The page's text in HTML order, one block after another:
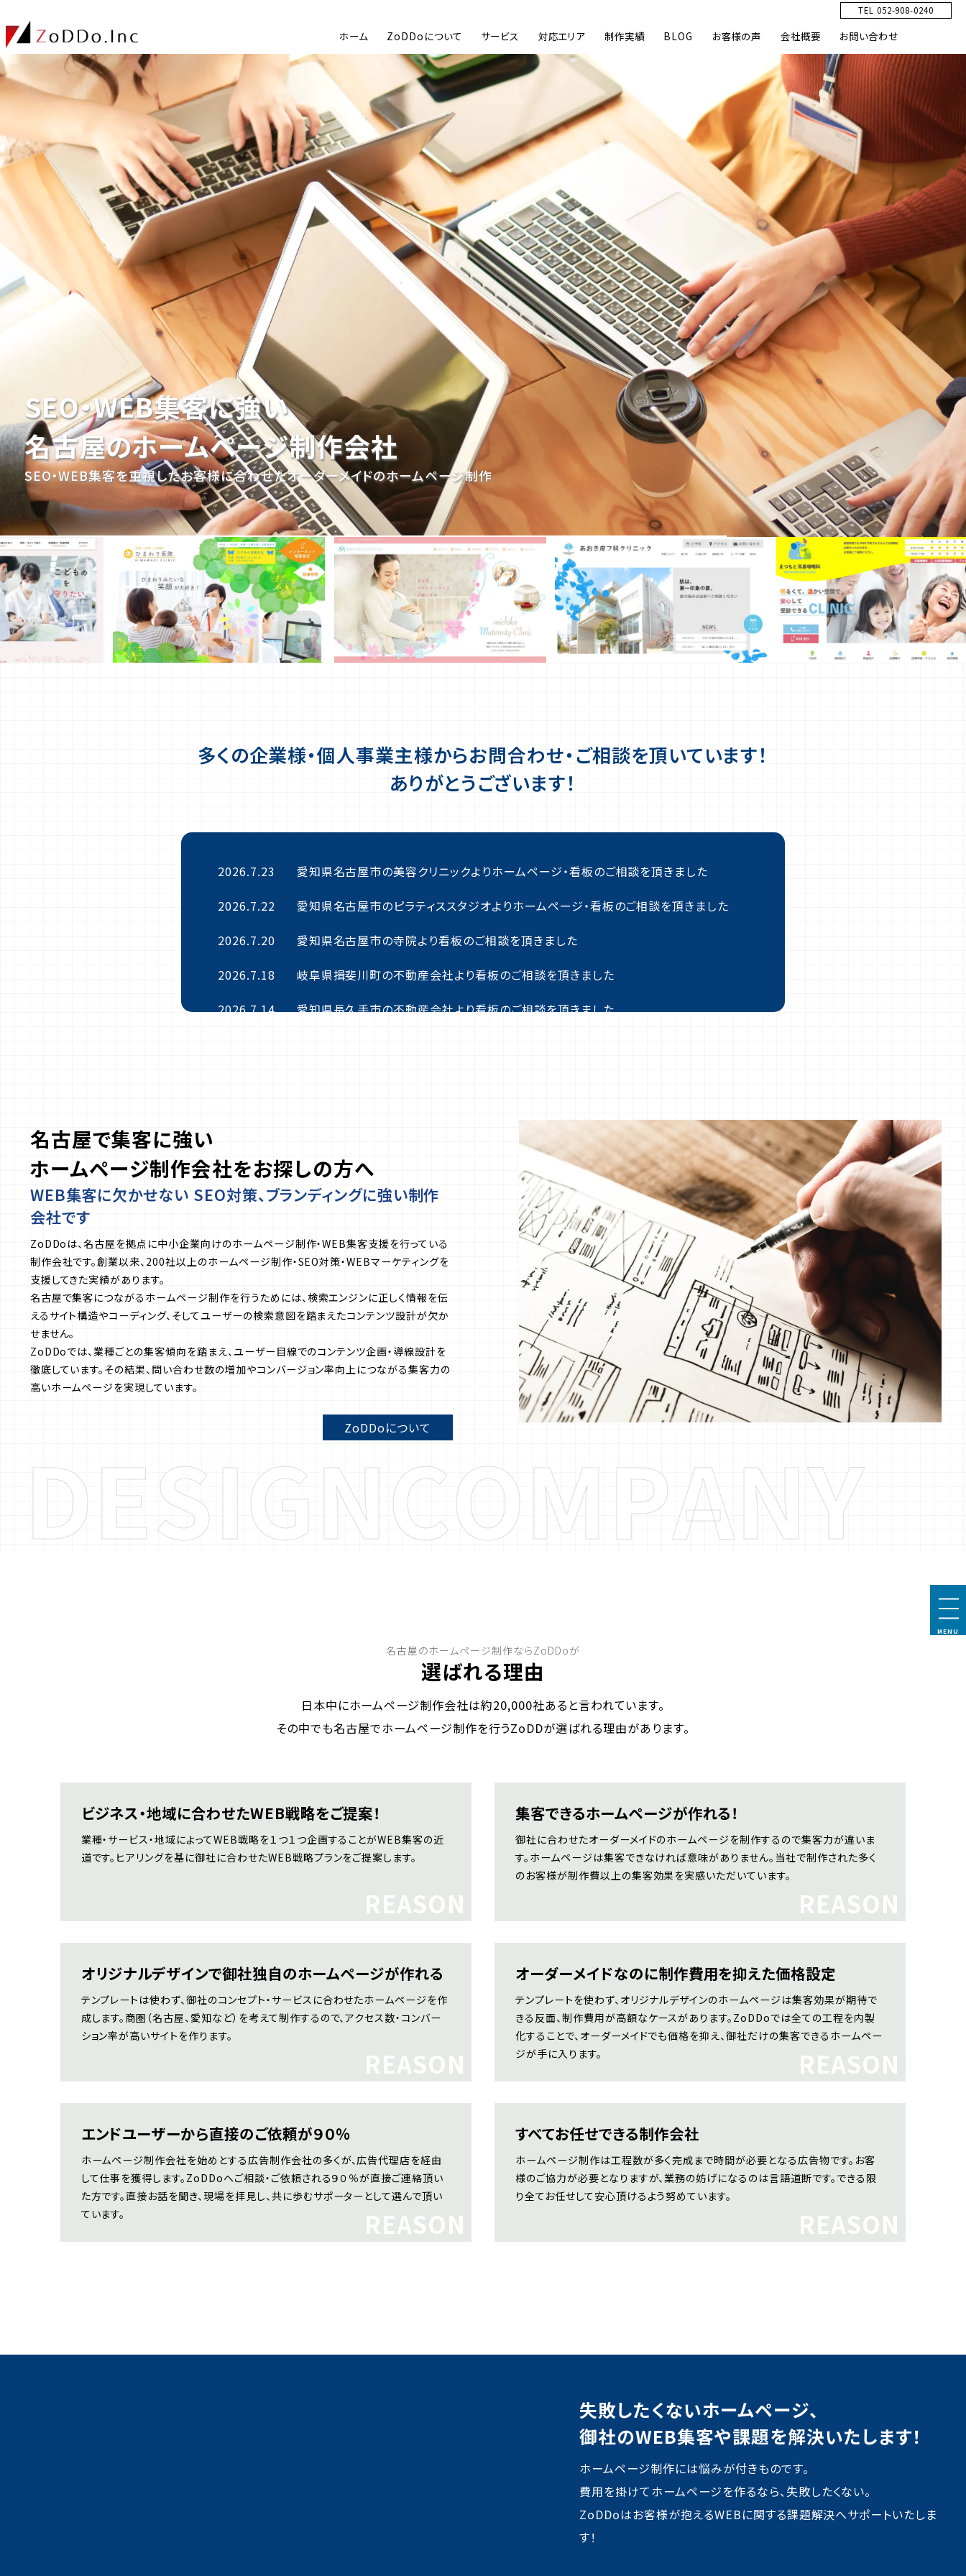
ホーム ZoDDoについて サービス 対応エリア 制作実績 BLOG お客様の声 会社概要 お問い合わせ
TEL 052-908-0240
SEO・WEB集客に強い
名古屋のホームページ制作会社
SEO・WEB集客を重視したお客様に合わせたオーダーメイドのホームページ制作
多くの企業様・個人事業主様からお問合わせ・ご相談を頂いています！
ありがとうございます！
2026.7.23
愛知県名古屋市の美容クリニックよりホームページ・看板のご相談を頂きました
2026.7.22
愛知県名古屋市のピラティススタジオよりホームページ・看板のご相談を頂きました
2026.7.20
愛知県名古屋市の寺院より看板のご相談を頂きました
2026.7.18
岐阜県揖斐川町の不動産会社より看板のご相談を頂きました
2026.7.14
愛知県長久手市の不動産会社より看板のご相談を頂きました
愛知県尾張旭市の電気設備会社より看板のご相談を頂きました
2026.6.29
愛知県大府市のパティスリーより店舗看板のご相談を頂きました
三重県四日市市の工作会社より会社パンフレットのご相談を頂きました
2026.6.17
岐阜県岐阜市の外壁塗装会社よりコーポレートサイトのご相談を頂きました
静岡県浜松市の訪問介護ステーションよりホームページ制作のご相談を頂きました
2026.6.11
名古屋市の設備機器会社より事務所看板のご相談を頂きました
2026.6.5
愛知県小牧市のバーより店舗看板のご相談を頂きました
名古屋市の税理士事務所より事務所看板のご相談を頂きました
DESIGNCOMPANY
名古屋で集客に強い
ホームページ制作会社をお探しの方へ
WEB集客に欠かせない SEO対策、ブランディングに強い制作
会社です
ZoDDoは、名古屋を拠点に中小企業向けのホームページ制作・WEB集客支援を行っている
制作会社です。創業以来、200社以上のホームページ制作・SEO対策・WEBマーケティングを
支援してきた実績があります。
名古屋で集客につながるホームページ制作を行うためには、検索エンジンに正しく情報を伝
えるサイト構造やコーディング、そしてユーザーの検索意図を踏まえたコンテンツ設計が欠か
せません。
ZoDDoでは、業種ごとの集客傾向を踏まえ、ユーザー目線でのコンテンツ企画・導線設計を
徹底しています。その結果、問い合わせ数の増加やコンバージョン率向上につながる集客力の
高いホームページを実現しています。
ZoDDoについて
選ばれる理由
日本中にホームページ制作会社は約20,000社あると言われています。
その中でも名古屋でホームページ制作を行うZoDDが選ばれる理由があります。
REASON
ビジネス・地域に合わせたWEB戦略をご提案！
業種・サービス・地域によってWEB戦略を１つ１つ企画することがWEB集客の近
道です。ヒアリングを基に御社に合わせたWEB戦略プランをご提案します。
REASON
集客できるホームページが作れる！
御社に合わせたオーダーメイドのホームページを制作するので集客力が違いま
す。ホームページは集客できなければ意味がありません。当社で制作された多く
のお客様が制作費以上の集客効果を実感いただいています。
REASON
オリジナルデザインで御社独自のホームページが作れる
テンプレートは使わず、御社のコンセプト・サービスに合わせたホームページを作
成します。商圏（名古屋、愛知など）を考えて制作するので、アクセス数・コンバー
ション率が高いサイトを作ります。
REASON
オーダーメイドなのに制作費用を抑えた価格設定
テンプレートを使わず、オリジナルデザインのホームページは集客効果が期待で
きる反面、制作費用が高額なケースがあります。ZoDDoでは全ての工程を内製
化することで、オーダーメイドでも価格を抑え、御社だけの集客できるホームペー
ジが手に入ります。
REASON
エンドユーザーから直接のご依頼が９０％
ホームページ制作会社を始めとする広告制作会社の多くが、広告代理店を経由
して仕事を獲得します。ZoDDoへご相談・ご依頼される９０％が直接ご連絡頂い
た方です。直接お話を聞き、現場を拝見し、共に歩むサポーターとして選んで頂い
ています。
REASON
すべてお任せできる制作会社
ホームページ制作は工程数が多く完成まで時間が必要となる広告物です。お客
様のご協力が必要となりますが、業務の妨げになるのは言語道断です。できる限
り全てお任せして安心頂けるよう努めています。
失敗したくないホームページ、
御社のWEB集客や課題を解決いたします！
ホームページ制作には悩みが付きものです。
費用を掛けてホームページを作るなら、失敗したくない。
ZoDDoはお客様が抱えるWEBに関する課題解決へサポートいたしま
す！
MENU